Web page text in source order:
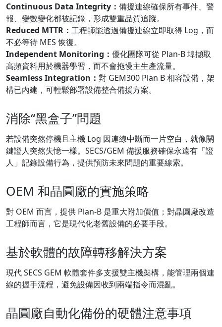
Continuous Data Integrity： 備援連線確保所有事件、警
報、變數變化都被記錄，形成雙重品質追蹤。
Reduced MTTR： 工程師能透過備援連線立即取得 Log，而
不必等待 MES 恢復。
Independent Monitoring： 優化團隊可從 Plan-B 埠擷取
高頻資料用於機器學習，而不會拖慢主生產流量。
Seamless Integration： 對 GEM300 Plan B 相容設備，架
構已內建，可輕鬆部署設備整合備援方案。
消除“黑盒子”問題
若設備突然停機且主機 Log 因連線中斷而一片空白，就像關
鍵證人突然失憶一樣。SECS/GEM 備援服務確保永遠有「證
人」記錄設備行為，提供預防未來問題的重要線索。
OEM 和晶圓廠的實施策略
對 OEM 而言，提供 Plan-B 是重大附加價值；對晶圓廠改造
工程師而言，它是現代化老舊設備的必要手段。
基於軟體的故障轉移解決方案
現代 SECS GEM 軟體套件多支援雙主機架構，能管理兩個連
線的握手流程，避免設備因收到兩端指令而混亂。
晶圓廠自動化備份的硬體注意事項